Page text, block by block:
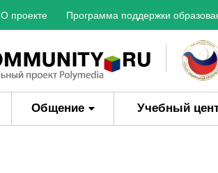
О проекте Программа поддержки
Общение Учебный